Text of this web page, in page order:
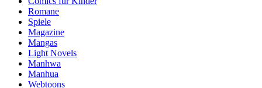
Romane
Spiele
Magazine
Mangas
Light Novels
Manhwa
Manhua
Webtoons